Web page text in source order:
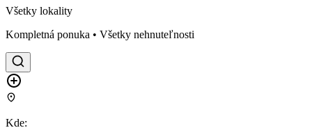
Všetky lokality
Kompletná ponuka • Všetky nehnuteľnosti
Kde: